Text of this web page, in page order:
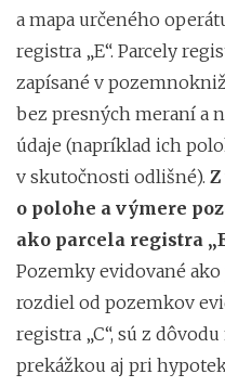
a mapa určeného
registra „E“. Parcely
zapísané v
bez presných meraní a
údaje (napríklad ich
v skutočnosti odlišné).
o polohe a výmere
ako parcela registra
Pozemky evidované ako
rozdiel od pozemkov
registra „C“, sú z
prekážkou aj pri